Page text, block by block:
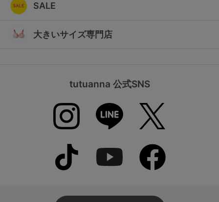
SALE
大きいサイズ専門店
tutuanna 公式SNS